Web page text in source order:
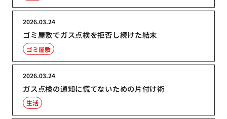
ゴミ屋敷でガス点検を拒否し続けた結末
2026.03.24
ゴミ屋敷
ガス点検の通知に慌てないための片付け術
2026.03.24
生活